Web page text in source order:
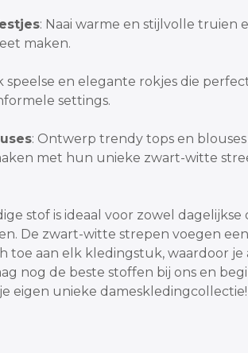
: Naai warme en stijlvolle truien
maken.
speelse en elegante rokjes die
settings.
: Ontwerp trendy tops en blouses
met hun unieke zwart-witte
stof is ideaal voor zowel dagelijkse
De zwart-witte strepen voegen
toe aan elk kledingstuk, waardoor je
nog de beste stoffen bij ons en
eigen unieke dameskledingcollectie!